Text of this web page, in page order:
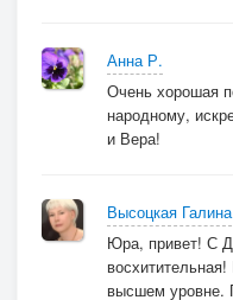
Анна Р.
Очень хорошая
народному,
и Вера!
Высоцкая Галина
Юра, привет! С
высшем уровне.